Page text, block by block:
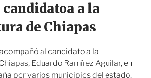
r
a la
de Chiapas
al candidato a la
Eduardo Ramírez Aguilar, en
por varios municipios del estado.